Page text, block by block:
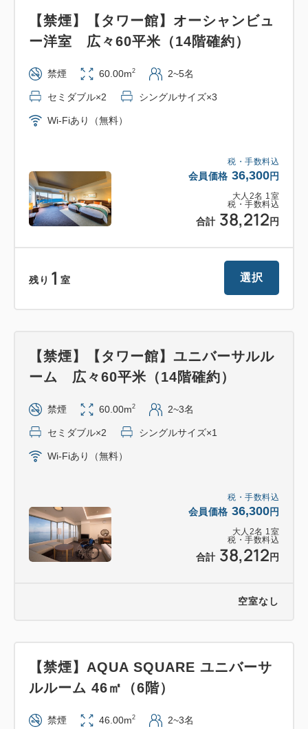
税・手数料込
会員価格 36,300円
大人 2名 1室
税・手数料込
合計 38,212 円
【禁煙】【タワー館】オーシャンビュ
ー洋室 広々60平米（14階確約）
禁煙 60.00m2 2~5名
セミダブル×2 シングルサイズ×3
Wi-Fiあり（無料）
残り 1 室 選択
税・手数料込
会員価格 36,300円
大人 2名 1室
税・手数料込
合計 38,212 円
【禁煙】【タワー館】ユニバーサルル
ーム 広々60平米（14階確約）
禁煙 60.00m2 2~3名
セミダブル×2 シングルサイズ×1
Wi-Fiあり（無料）
空室なし
【禁煙】AQUA SQUARE ユニバーサ
ルルーム 46㎡（6階）
禁煙 46.00m2 2~3名